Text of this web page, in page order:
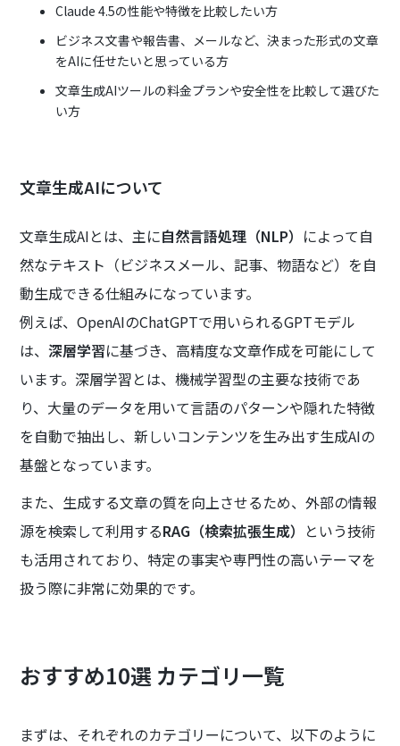
Claude 4.5の性能や特徴を比較したい方
ビジネス文書や報告書、メールなど、決まった形式の文章
をAIに任せたいと思っている方
文章生成AIツールの料金プランや安全性を比較して選びた
い方
文章生成AIについて
文章生成AIとは、主に自然言語処理（NLP） によって自
然なテキスト（ビジネスメール、記事、物語など）を自
動生成できる仕組みになっています。
例えば、OpenAIのChatGPTで用いられるGPTモデル
は、深層学習に基づき、高精度な文章作成を可能にして
います。深層学習とは、機械学習型の主要な技術であ
り、大量のデータを用いて言語のパターンや隠れた特徴
を自動で抽出し、新しいコンテンツを生み出す生成AIの
基盤となっています。
また、生成する文章の質を向上させるため、外部の情報
源を検索して利用するRAG（検索拡張生成） という技術
も活用されており、特定の事実や専門性の高いテーマを
扱う際に非常に効果的です。
おすすめ10選 カテゴリ一覧
まずは、それぞれのカテゴリーについて、以下のように